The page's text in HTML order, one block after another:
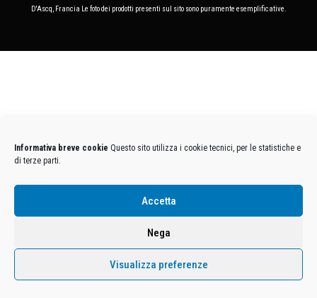
Informativa breve cookie Questo sito utilizza i cookie tecnici, per le statistiche e
di terze parti.
Accetta
Nega
Visualizza preferenze
D'Ascq, Francia Le foto dei prodotti presenti sul sito sono puramente esemplificative.